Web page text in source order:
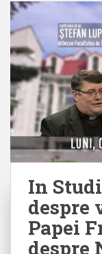
In
despre
Papei
despre